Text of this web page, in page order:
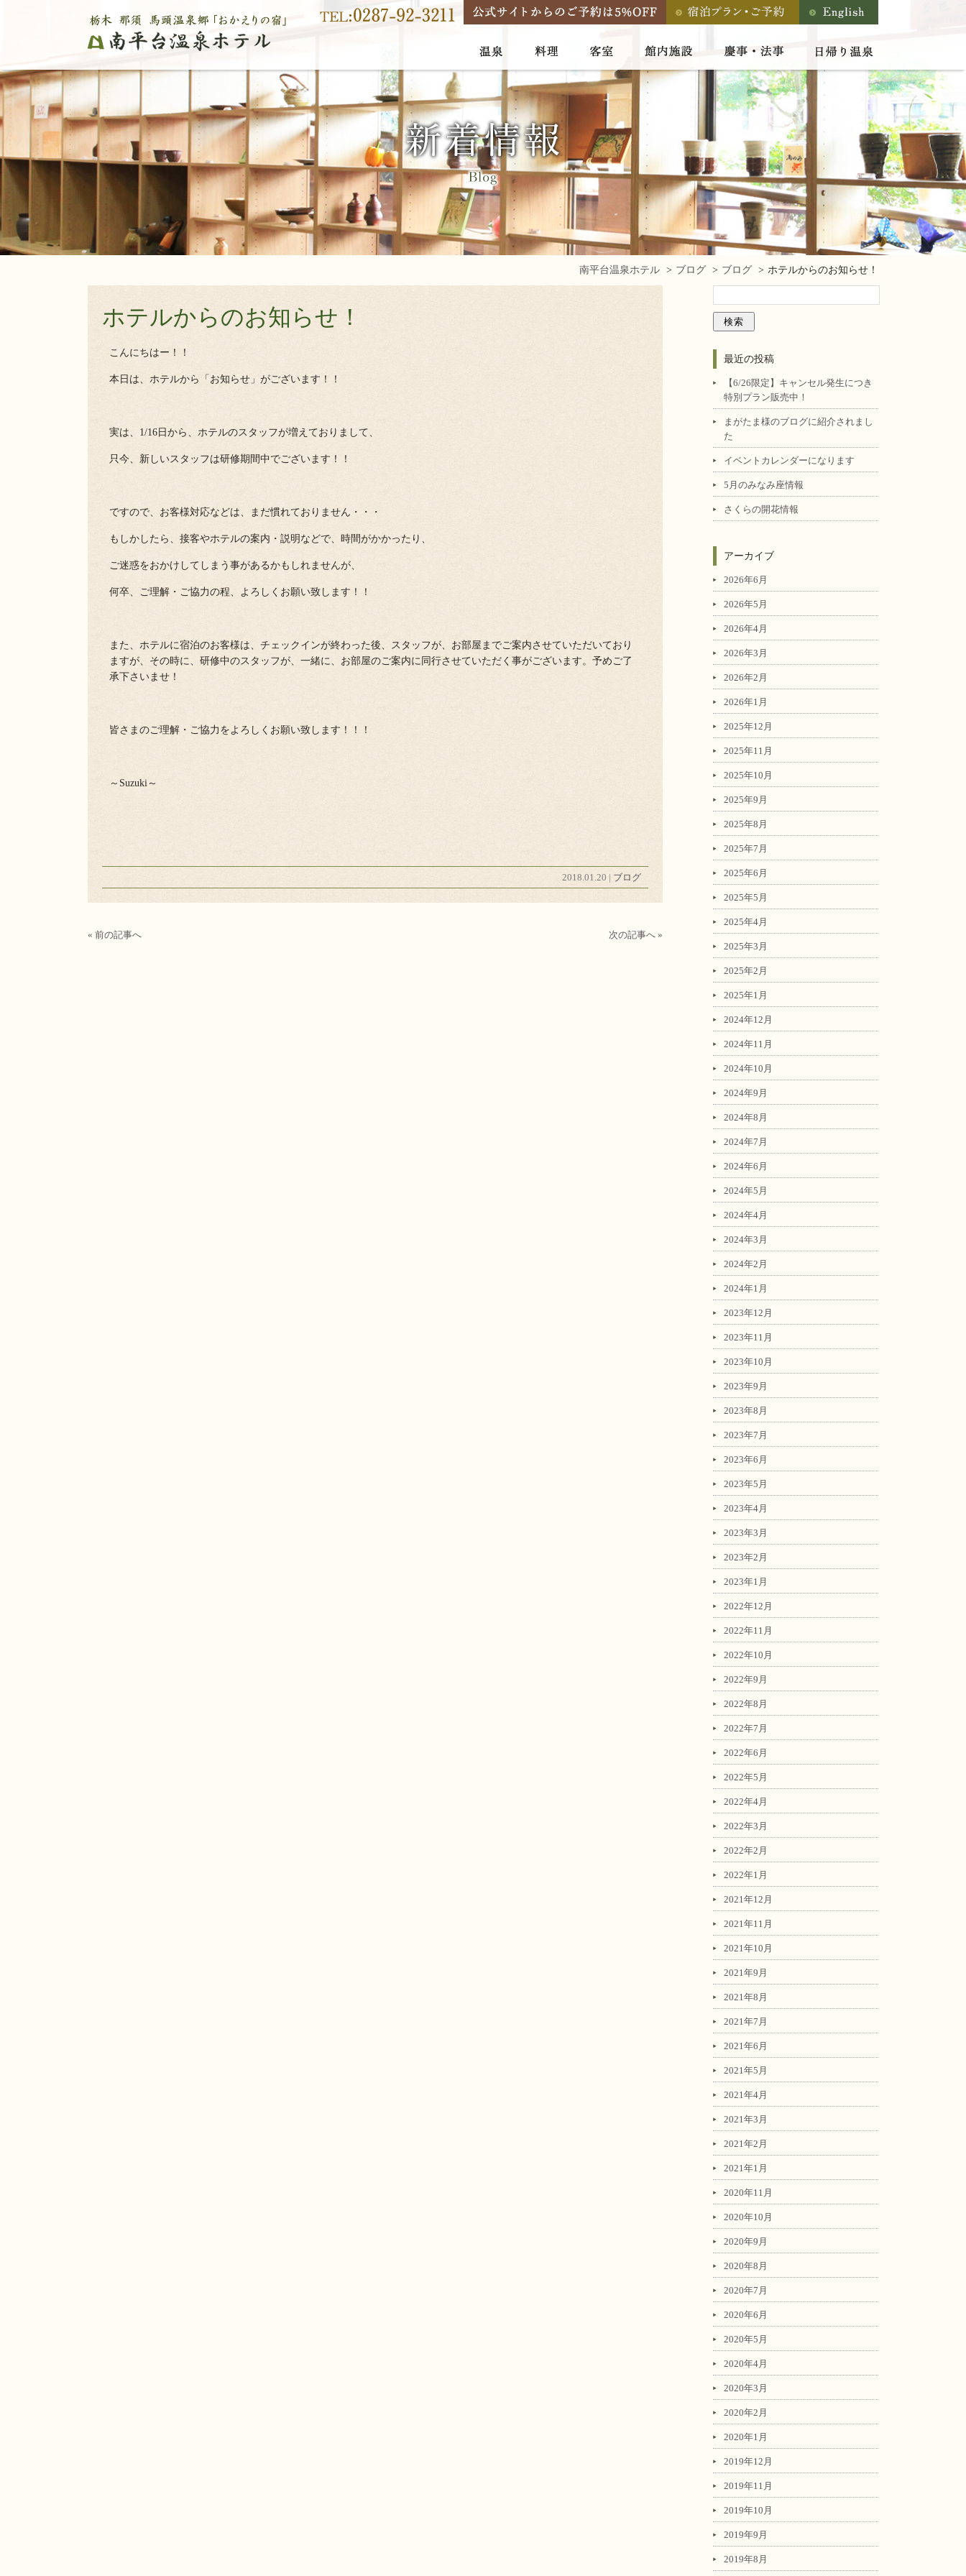
南平台温泉ホテル ブログ ブログ ホテルからのお知らせ！
ホテルからのお知らせ！
こんにちはー！！
本日は、ホテルから「お知らせ」がございます！！
実は、1/16日から、ホテルのスタッフが増えておりまして、
只今、新しいスタッフは研修期間中でございます！！
ですので、お客様対応などは、まだ慣れておりません・・・
もしかしたら、接客やホテルの案内・説明などで、時間がかかったり、
ご迷惑をおかけしてしまう事があるかもしれませんが、
何卒、ご理解・ご協力の程、よろしくお願い致します！！
また、ホテルに宿泊のお客様は、チェックインが終わった後、スタッフが、お部屋までご案内させていただいており
ますが、その時に、研修中のスタッフが、一緒に、お部屋のご案内に同行させていただく事がございます。予めご了
承下さいませ！
皆さまのご理解・ご協力をよろしくお願い致します！！！
～Suzuki～
2018.01.20 | ブログ
« 前の記事へ 次の記事へ »
最近の投稿
【6/26限定】キャンセル発生につき
特別プラン販売中！
まがたま様のブログに紹介されまし
た
イベントカレンダーになります
5月のみなみ座情報
さくらの開花情報
アーカイブ
2026年6月
2026年5月
2026年4月
2026年3月
2026年2月
2026年1月
2025年12月
2025年11月
2025年10月
2025年9月
2025年8月
2025年7月
2025年6月
2025年5月
2025年4月
2025年3月
2025年2月
2025年1月
2024年12月
2024年11月
2024年10月
2024年9月
2024年8月
2024年7月
2024年6月
2024年5月
2024年4月
2024年3月
2024年2月
2024年1月
2023年12月
2023年11月
2023年10月
2023年9月
2023年8月
2023年7月
2023年6月
2023年5月
2023年4月
2023年3月
2023年2月
2023年1月
2022年12月
2022年11月
2022年10月
2022年9月
2022年8月
2022年7月
2022年6月
2022年5月
2022年4月
2022年3月
2022年2月
2022年1月
2021年12月
2021年11月
2021年10月
2021年9月
2021年8月
2021年7月
2021年6月
2021年5月
2021年4月
2021年3月
2021年2月
2021年1月
2020年11月
2020年10月
2020年9月
2020年8月
2020年7月
2020年6月
2020年5月
2020年4月
2020年3月
2020年2月
2020年1月
2019年12月
2019年11月
2019年10月
2019年9月
2019年8月